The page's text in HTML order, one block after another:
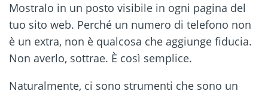
Mostralo in un posto visibile in ogni pagina del
tuo sito web. Perché un numero di telefono non
è un extra, non è qualcosa che aggiunge fiducia.
Non averlo, sottrae. È così semplice.
Naturalmente, ci sono strumenti che sono un